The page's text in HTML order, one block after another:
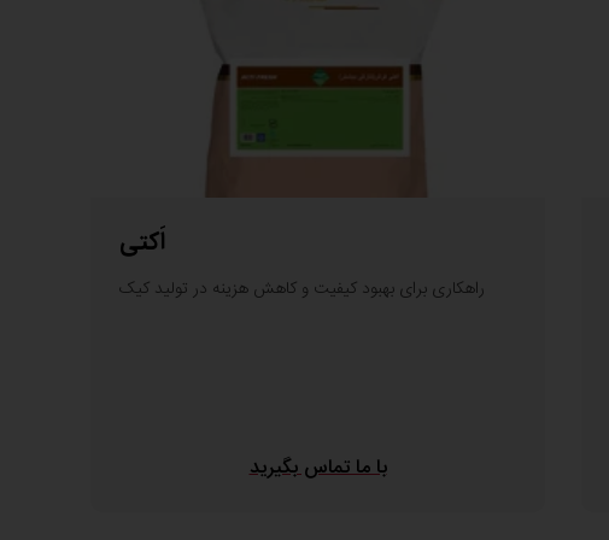
اَکتی
راهکاری برای بهبود کیفیت و کاهش هزینه در تولید کیک
با ما تماس بگیرید